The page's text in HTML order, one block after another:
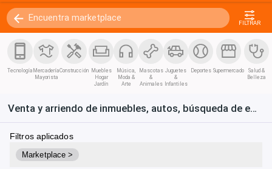
FILTRAR
Tecnología Mercadería
Mayorista
Construcción Muebles
Hogar
Jardín
Música,
Moda &
Arte
Mascotas
&
Animales
Juguetes
&
Infantiles
Deportes Supermercado
Salud &
Belleza
Venta y arriendo de inmuebles, autos, búsqueda de empleo y bienes de consumo en Chile
Filtros aplicados
Marketplace >